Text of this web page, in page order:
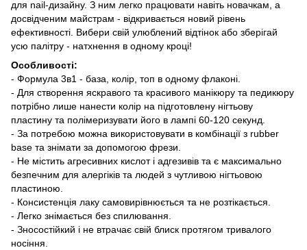
для nail-дизайну. З ним легко працювати навіть новачкам, а
досвідченим майстрам - відкривається новий рівень
ефективності. Вибери свій улюблений відтінок або зберігай
усю палітру - натхнення в одному кроці!
Особливості:
- Формула 3в1 - база, колір, топ в одному флаконі.
- Для створення яскравого та красивого манікюру та педикюру
потрібно лише нанести колір на підготовлену нігтьову
пластину та полімеризувати його в лампі 60-120 секунд.
- За потребою можна використовувати в комбінації з rubber
base та знімати за допомогою фрези.
- Не містить агресивних кислот і адгезивів та є максимально
безпечним для алергіків та людей з чутливою нігтьовою
пластиною.
- Консистенція лаку самовирівнюється та не розтікається.
- Легко знімається без спилювання.
- Зносостійкий і не втрачає свій блиск протягом тривалого
носіння.